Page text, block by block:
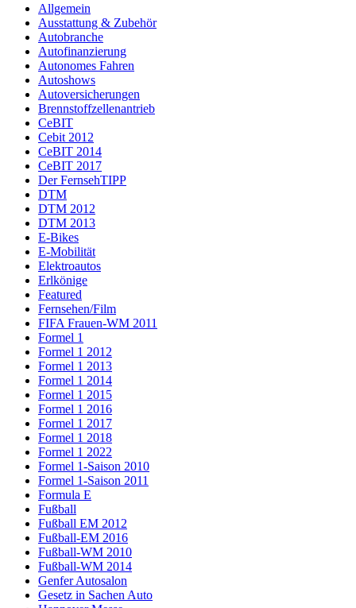
Allgemein
Ausstattung & Zubehör
Autobranche
Autofinanzierung
Autonomes Fahren
Autoshows
Autoversicherungen
Brennstoffzellenantrieb
CeBIT
Cebit 2012
CeBIT 2014
CeBIT 2017
Der FernsehTIPP
DTM
DTM 2012
DTM 2013
E-Bikes
E-Mobilität
Elektroautos
Erlkönige
Featured
Fernsehen/Film
FIFA Frauen-WM 2011
Formel 1
Formel 1 2012
Formel 1 2013
Formel 1 2014
Formel 1 2015
Formel 1 2016
Formel 1 2017
Formel 1 2018
Formel 1 2022
Formel 1-Saison 2010
Formel 1-Saison 2011
Formula E
Fußball
Fußball EM 2012
Fußball-EM 2016
Fußball-WM 2010
Fußball-WM 2014
Genfer Autosalon
Gesetz in Sachen Auto